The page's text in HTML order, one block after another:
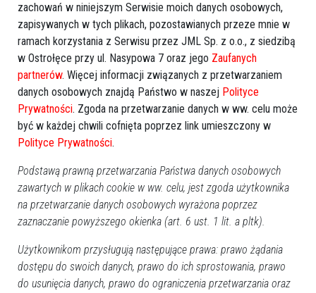
Zapal świeczkę ↗Udostępnij
wróć
zachowań w niniejszym Serwisie moich danych osobowych,
zapisywanych w tych plikach, pozostawianych przeze mnie w
ramach korzystania z Serwisu przez JML Sp. z o.o., z siedzibą
w Ostrołęce przy ul. Nasypowa 7 oraz jego Zaufanych
partnerów. Więcej informacji związanych z przetwarzaniem
danych osobowych znajdą Państwo w naszej Polityce
Prywatności. Zgoda na przetwarzanie danych w ww. celu może
być w każdej chwili cofnięta poprzez link umieszczony w
Polityce Prywatności.
Podstawą prawną przetwarzania Państwa danych osobowych
zawartych w plikach cookie w ww. celu, jest zgoda użytkownika
na przetwarzanie danych osobowych wyrażona poprzez
zaznaczanie powyższego okienka (art. 6 ust. 1 lit. a pltk).
Użytkownikom przysługują następujące prawa: prawo żądania
dostępu do swoich danych, prawo do ich sprostowania, prawo
do usunięcia danych, prawo do ograniczenia przetwarzania oraz